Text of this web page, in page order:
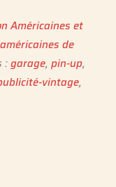
Américaines et
de
:garage,pin-up,
vintage,